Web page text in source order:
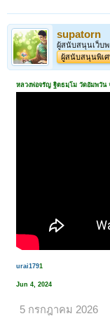
supatorn
ผู้สนับสนุนเว็บพ
ผู้สนับสนุนพิเ
หลวงพ่อจรัญ ฐิตธมฺโม วัดอัมพวัน
urai1791
Jun 4, 2024
5 กรกฎาคม 2026